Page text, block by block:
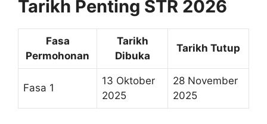
Tarikh Penting STR 2026
Fasa
Permohonan
Tarikh
Dibuka
Tarikh Tutup
Fasa 1
13 Oktober
2025
28 November
2025